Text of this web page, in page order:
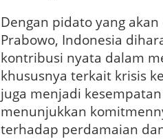
Dengan pidato yang
Prabowo, Indonesia
kontribusi nyata dalam
khususnya terkait krisis
juga menjadi
menunjukkan
terhadap perdamaian